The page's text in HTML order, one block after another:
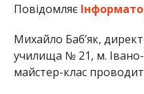
Повідомляє
Михайло Баб’як,
училища № 21, м.
майстер-клас